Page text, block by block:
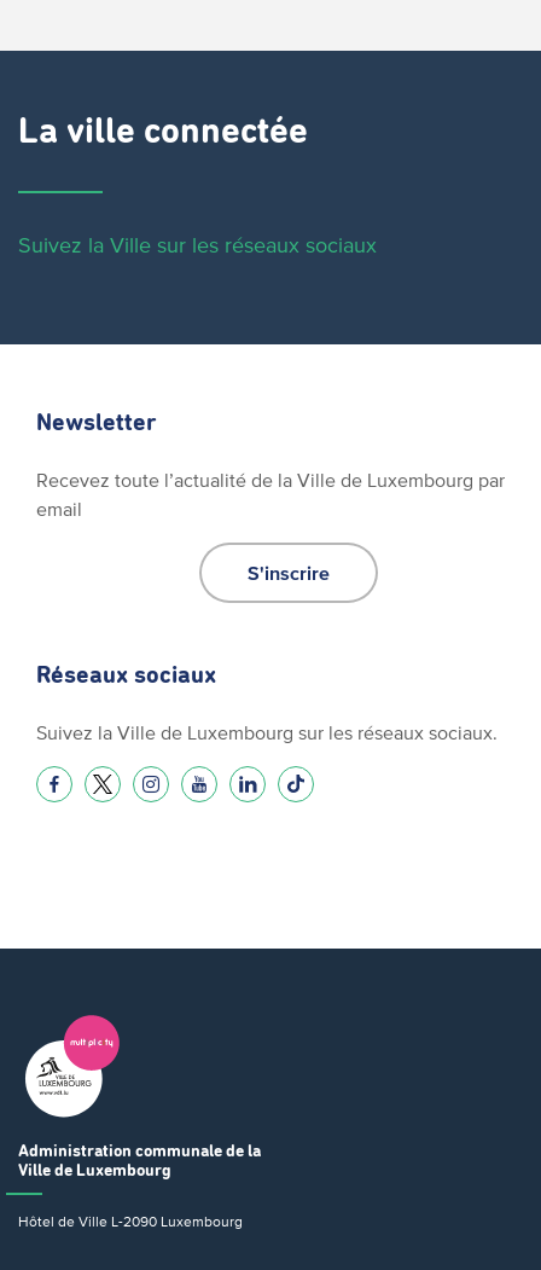
La ville connectée
Suivez la Ville sur les réseaux sociaux
Newsletter
Recevez toute l’actualité de la Ville de Luxembourg par
email
S'inscrire
Réseaux sociaux
Suivez la Ville de Luxembourg sur les réseaux sociaux.
Administration communale de la
Ville de Luxembourg
Hôtel de Ville L-2090 Luxembourg